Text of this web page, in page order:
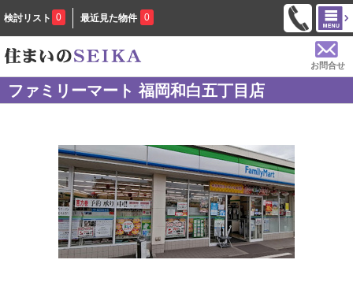
検討リスト 0 最近見た物件 0
お問合せ
ファミリーマート 福岡和白五丁目店